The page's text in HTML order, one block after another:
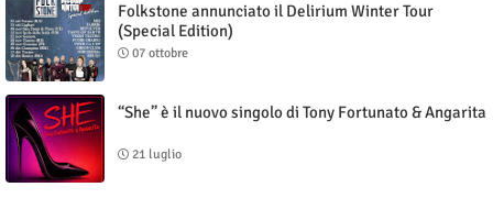
Folkstone annunciato il Delirium Winter Tour
(Special Edition)
07 ottobre
“She” è il nuovo singolo di Tony Fortunato & Angarita
21 luglio